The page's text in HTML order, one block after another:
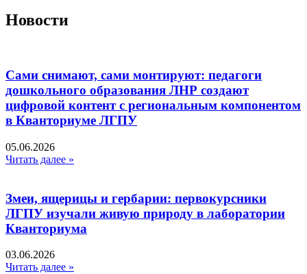
Новости
Сами снимают, сами монтируют: педагоги
дошкольного образования ЛНР создают
цифровой контент с региональным компонентом
в Кванториуме ЛГПУ​
05.06.2026
Читать далее »
Змеи, ящерицы и гербарии: первокурсники
ЛГПУ изучали живую природу в лаборатории
Кванториума
03.06.2026
Читать далее »